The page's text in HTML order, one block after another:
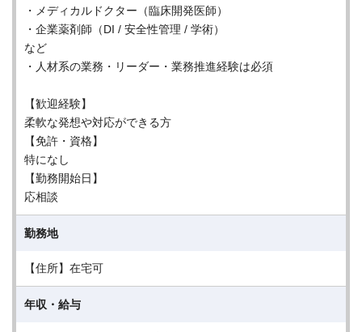
・メディカルドクター（臨床開発医師）
・企業薬剤師（DI / 安全性管理 / 学術）
など
・人材系の業務・リーダー・業務推進経験は必須
【歓迎経験】
柔軟な発想や対応ができる方
【免許・資格】
特になし
【勤務開始日】
応相談
勤務地
【住所】在宅可
年収・給与